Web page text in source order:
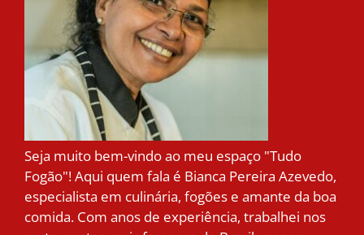
Seja muito bem-vindo ao meu espaço "Tudo
Fogão"! Aqui quem fala é Bianca Pereira Azevedo,
especialista em culinária, fogões e amante da boa
comida. Com anos de experiência, trabalhei nos